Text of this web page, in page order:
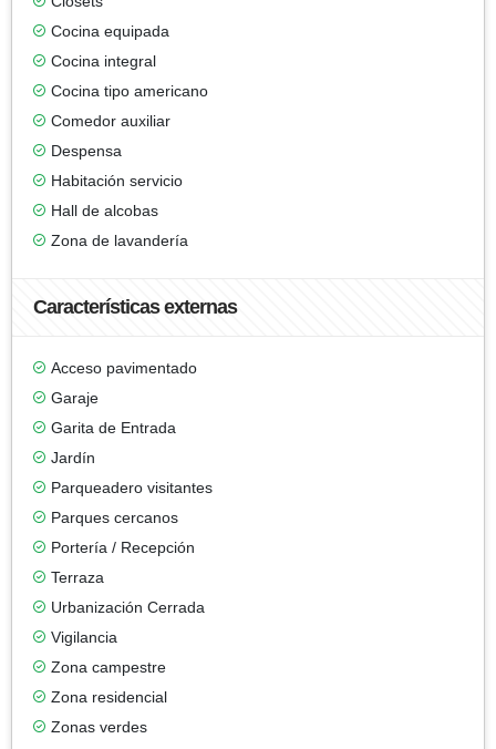
Cocina equipada
Cocina integral
Cocina tipo americano
Comedor auxiliar
Despensa
Habitación servicio
Hall de alcobas
Zona de lavandería
Características externas
Acceso pavimentado
Garaje
Garita de Entrada
Jardín
Parqueadero visitantes
Parques cercanos
Portería / Recepción
Terraza
Urbanización Cerrada
Vigilancia
Zona campestre
Zona residencial
Zonas verdes